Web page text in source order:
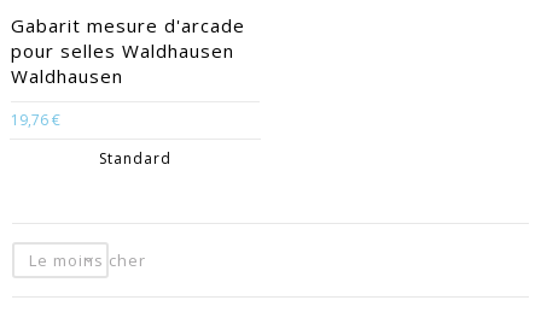
Gabarit mesure d'arcade
pour selles Waldhausen
Waldhausen
19,76 €
Standard
Le moins cher